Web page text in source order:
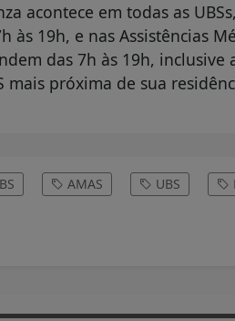
acontece em todas as
às 19h, e nas Assistências
das 7h às 19h, inclusive
mais próxima de sua
AMAS UBS